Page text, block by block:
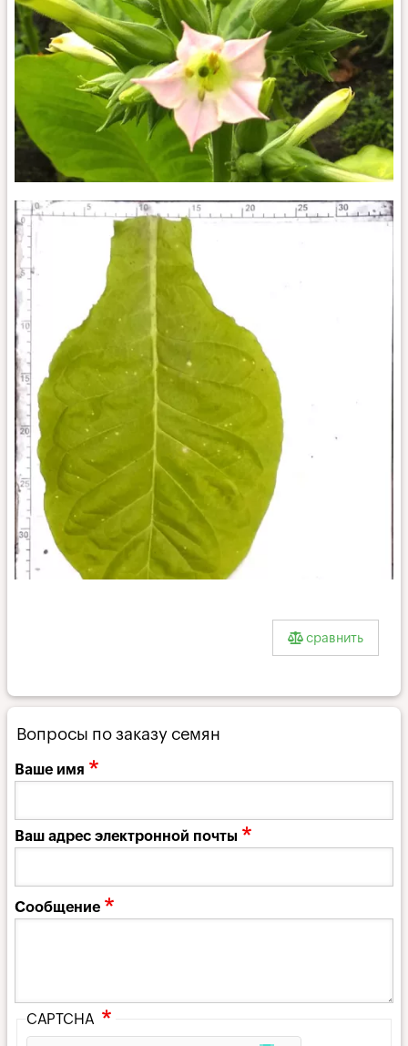
451_fl
сравнить
Вопросы по заказу семян
Ваше имя
Ваш адрес электронной почты
Сообщение
CAPTCHA